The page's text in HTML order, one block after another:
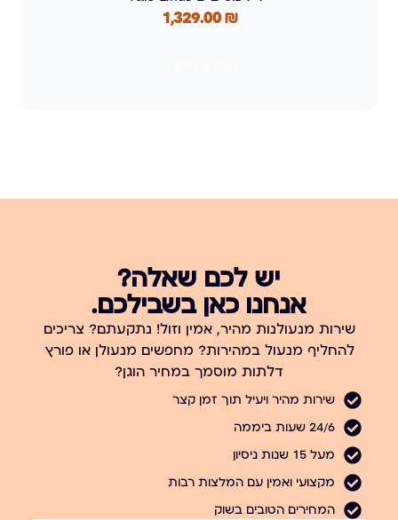
1,329.00₪
יש לכם שאלה?
אנחנו כאן בשבילכם.
שירות מנעולנות מהיר, אמין וזול! נתקעתם? צריכים
להחליף מנעול במהירות? מחפשים מנעולן או פורץ
דלתות מוסמך במחיר הוגן?
שירות מהיר ויעיל תוך זמן קצר
24/6 שעות ביממה
מעל 15 שנות ניסיון
מקצועי ואמין עם המלצות רבות
המחירים הטובים בשוק